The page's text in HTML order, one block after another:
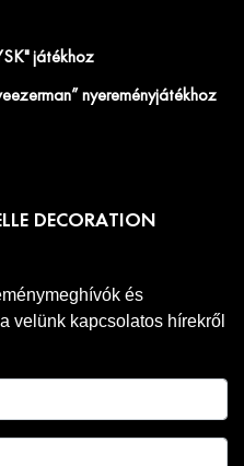
játékhoz
nyereményjátékhoz
DECORATION
és
velünk kapcsolatos hírekről